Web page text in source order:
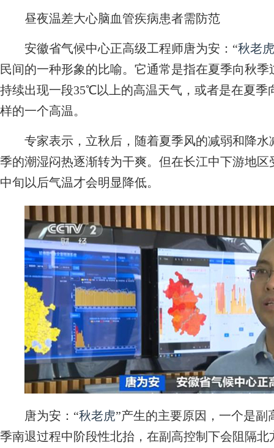
昼夜温差大心脑血管疾病患者需防范
安徽省气候中心正高级工程师唐为安：“秋老虎
民间的一种形象的比喻。它通常是指在夏季向秋
持续出现一段35℃以上的高温天气，或者是在夏
样的一个高温。
专家表示，立秋后，随着夏季风的减弱和降水
季的潮湿闷热逐渐转为干爽。但在长江中下游地
中旬以后气温才会明显降低。
唐为安：“秋老虎”产生的主要原因，一个是
季南退过程中阶段性北抬，在副高控制下会阻隔